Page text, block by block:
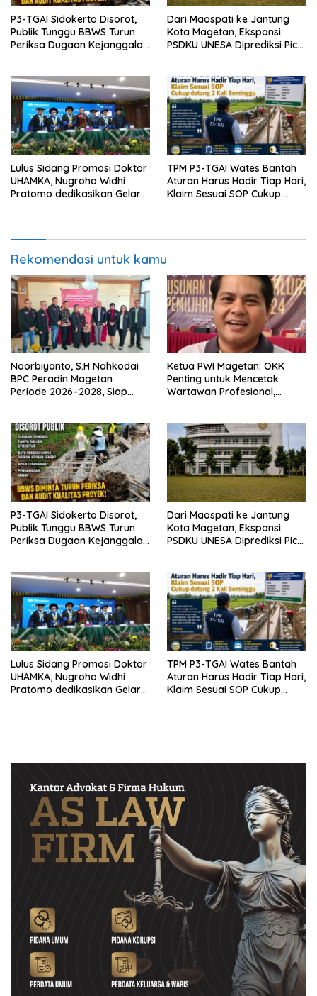
P3-TGAI Sidokerto Disorot,
Publik Tunggu BBWS Turun
Periksa Dugaan Kejanggalan
Dari Maospati ke Jantung
Kota Magetan, Ekspansi
PSDKU UNESA Diprediksi Picu
Lulus Sidang Promosi Doktor
UHAMKA, Nugroho Widhi
Pratomo dedikasikan Gelar
TPM P3-TGAI Wates Bantah
Aturan Harus Hadir Tiap Hari,
Klaim Sesuai SOP Cukup
Rekomendasi untuk kamu
Noorbiyanto, S.H Nahkodai
BPC Peradin Magetan
Periode 2026–2028, Siap
Ketua PWI Magetan: OKK
Penting untuk Mencetak
Wartawan Profesional,
P3-TGAI Sidokerto Disorot,
Publik Tunggu BBWS Turun
Periksa Dugaan Kejanggalan
Dari Maospati ke Jantung
Kota Magetan, Ekspansi
PSDKU UNESA Diprediksi Picu
Lulus Sidang Promosi Doktor
UHAMKA, Nugroho Widhi
Pratomo dedikasikan Gelar
TPM P3-TGAI Wates Bantah
Aturan Harus Hadir Tiap Hari,
Klaim Sesuai SOP Cukup